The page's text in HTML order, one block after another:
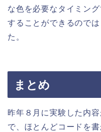
な色を必要なタイミン
することができるので
た。
まとめ
昨年８月に実験した内
で、ほとんどコードを